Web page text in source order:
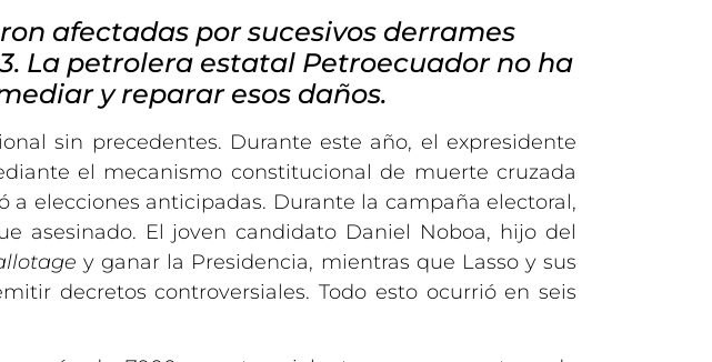
afectadas por sucesivos derrames
La petrolera estatal Petroecuador no ha
y reparar esos daños.
sin precedentes. Durante este año, el expresidente
el mecanismo constitucional de muerte cruzada
elecciones anticipadas. Durante la campaña electoral,
asesinado. El joven candidato Daniel Noboa, hijo del
y ganar la Presidencia, mientras que Lasso y sus
decretos controversiales. Todo esto ocurrió en seis